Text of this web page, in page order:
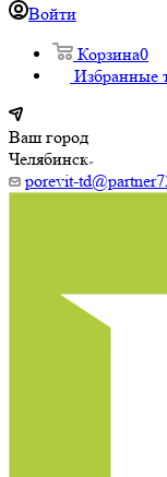
Войти
Корзина0
Избранные
Ваш город
Челябинск
porevit-